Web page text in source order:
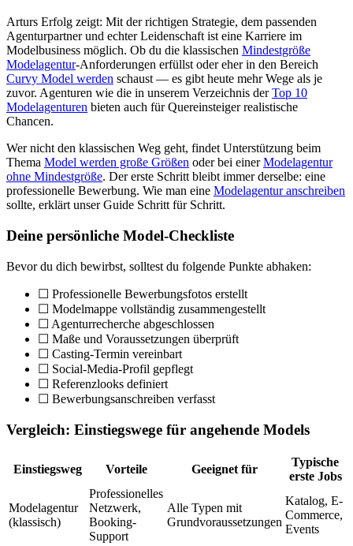
Arturs Erfolg zeigt: Mit der richtigen Strategie, dem passenden
Agenturpartner und echter Leidenschaft ist eine Karriere im
Modelbusiness möglich. Ob du die klassischen Mindestgröße
Modelagentur-Anforderungen erfüllst oder eher in den Bereich
Curvy Model werden schaust — es gibt heute mehr Wege als je
zuvor. Agenturen wie die in unserem Verzeichnis derTop 10
Modelagenturen bieten auch für Quereinsteiger realistische
Chancen.
Wer nicht den klassischen Weg geht, findet Unterstützung beim
Thema Model werden große Größen oder bei einerModelagentur
ohne Mindestgröße. Der erste Schritt bleibt immer derselbe: eine
professionelle Bewerbung. Wie man eine Modelagentur anschreiben
sollte, erklärt unser Guide Schritt für Schritt.
Deine persönliche Model-Checkliste
Bevor du dich bewirbst, solltest du folgende Punkte abhaken:
☐ Professionelle Bewerbungsfotos erstellt
☐ Modelmappe vollständig zusammengestellt
☐ Agenturrecherche abgeschlossen
☐ Maße und Voraussetzungen überprüft
☐ Casting-Termin vereinbart
☐ Social-Media-Profil gepflegt
☐ Referenzlooks definiert
☐ Bewerbungsanschreiben verfasst
Vergleich: Einstiegswege für angehende Models
Einstiegsweg Vorteile Geeignet für
Typische
erste Jobs
Modelagentur
(klassisch)
Professionelles
Netzwerk,
Booking-
Support
Alle Typen mit
Grundvoraussetzungen
Katalog, E-
Commerce,
Events